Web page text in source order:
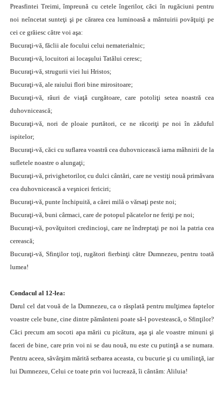
Preasfintei Treimi, împreună cu cetele îngerilor, căci în rugăciuni pentru
noi neîncetat sunteţi şi pe cărarea cea luminoasă a mântuirii povăţuiţi pe
cei ce grăiesc către voi aşa:
Bucuraţi-vă, făclii ale focului celui nematerialnic;
Bucuraţi-vă, locuitori ai locaşului Tatălui ceresc;
Bucuraţi-vă, strugurii viei lui Hristos;
Bucuraţi-vă, ale raiului flori bine mirositoare;
Bucuraţi-vă, râuri de viaţă curgătoare, care potoliţi setea noastră cea
duhovnicească;
Bucuraţi-vă, nori de ploaie purtători, ce ne răcoriţi pe noi în zăduful
ispitelor;
Bucuraţi-vă, căci cu suflarea voastră cea duhovnicească iarna mâhnirii de la
sufletele noastre o alungaţi;
Bucuraţi-vă, privighetorilor, cu dulci cântări, care ne vestiţi nouă primăvara
cea duhovnicească a veşnicei fericiri;
Bucuraţi-vă, punte închipuită, a cărei milă o vărsaţi peste noi;
Bucuraţi-vă, buni cârmaci, care de potopul păcatelor ne feriţi pe noi;
Bucuraţi-vă, povăţuitori credincioşi, care ne îndreptaţi pe noi la patria cea
cerească;
Bucuraţi-vă, Sfinţilor toţi, rugători fierbinţi către Dumnezeu, pentru toată
lumea!
Condacul al 12-lea:
Darul cel dat vouă de la Dumnezeu, ca o răsplată pentru mulţimea faptelor
voastre cele bune, cine dintre pământeni poate să-l povestească, o Sfinţilor?
Căci precum am socoti apa mării cu picătura, aşa şi ale voastre minuni şi
faceri de bine, care prin voi ni se dau nouă, nu este cu putinţă a se numara.
Pentru aceea, săvârşim mărită serbarea aceasta, cu bucurie şi cu umilinţă, iar
lui Dumnezeu, Celui ce toate prin voi lucrează, îi cântăm: Aliluia!